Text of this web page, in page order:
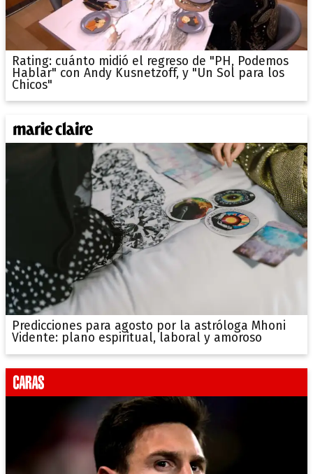
Rating: cuánto midió el regreso de "PH, Podemos
Hablar" con Andy Kusnetzoff, y "Un Sol para los
Chicos"
Predicciones para agosto por la astróloga Mhoni
Vidente: plano espiritual, laboral y amoroso